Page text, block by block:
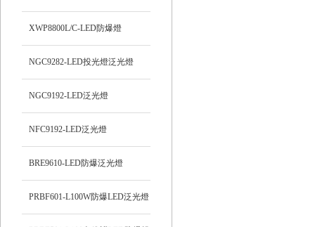
XWP8800L/C-LED防爆燈
NGC9282-LED投光燈泛光燈
NGC9192-LED泛光燈
NFC9192-LED泛光燈
BRE9610-LED防爆泛光燈
PRBF601-L100W防爆LED泛光燈